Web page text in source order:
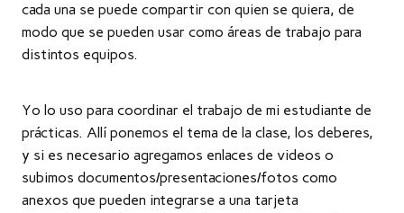
cada una se puede compartir con quien se quiera, de
modo que se pueden usar como áreas de trabajo para
distintos equipos.
Yo lo uso para coordinar el trabajo de mi estudiante de
prácticas. Allí ponemos el tema de la clase, los deberes,
y si es necesario agregamos enlaces de videos o
subimos documentos/presentaciones/fotos como
anexos que pueden integrarse a una tarjeta